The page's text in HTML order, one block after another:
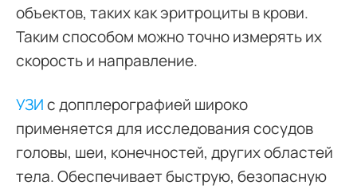
объектов, таких как эритроциты в крови.
Таким способом можно точно измерять их
скорость и направление.
УЗИс допплерографией широко
применяется для исследования сосудов
головы, шеи, конечностей, других областей
тела. Обеспечивает быструю, безопасную